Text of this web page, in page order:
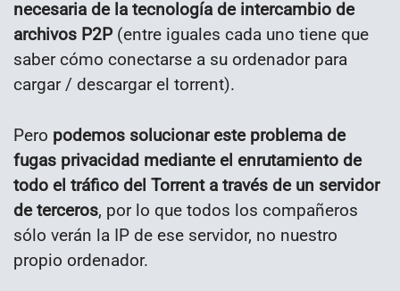
necesaria de la tecnología de intercambio de
archivos P2P (entre iguales cada uno tiene que
saber cómo conectarse a su ordenador para
cargar / descargar el torrent).
Pero podemos solucionar este problema de
fugas privacidad mediante el enrutamiento de
todo el tráfico del Torrent a través de un servidor
de terceros, por lo que todos los compañeros
sólo verán la IP de ese servidor, no nuestro
propio ordenador.